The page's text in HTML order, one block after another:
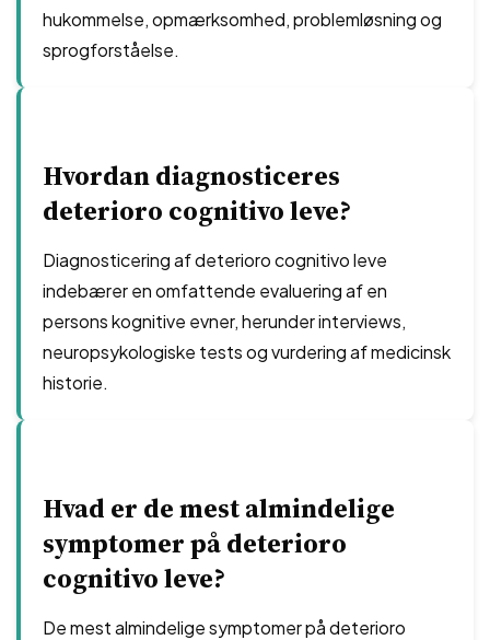
hukommelse, opmærksomhed, problemløsning og
sprogforståelse.
Hvordan diagnosticeres
deterioro cognitivo leve?
Diagnosticering af deterioro cognitivo leve
indebærer en omfattende evaluering af en
persons kognitive evner, herunder interviews,
neuropsykologiske tests og vurdering af medicinsk
historie.
Hvad er de mest almindelige
symptomer på deterioro
cognitivo leve?
De mest almindelige symptomer på deterioro